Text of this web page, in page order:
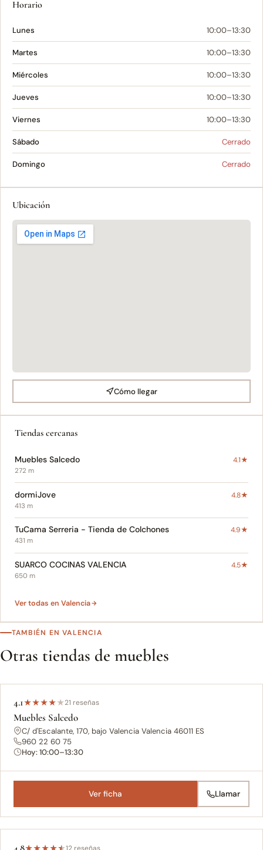
Horario
Lunes 10:00–13:30
Martes 10:00–13:30
Miércoles 10:00–13:30
Jueves 10:00–13:30
Viernes 10:00–13:30
Sábado Cerrado
Domingo Cerrado
Ubicación
Cómo llegar
Tiendas cercanas
Muebles Salcedo 4.1★
272 m
dormiJove 4.8★
413 m
TuCama Serreria - Tienda de Colchones 4.9★
431 m
SUARCO COCINAS VALENCIA 4.5★
650 m
Ver todas en Valencia
TAMBIÉN EN VALENCIA
Otras tiendas de muebles
4.1★★★★★21 reseñas
Muebles Salcedo
C/ d'Escalante, 170, bajo Valencia Valencia 46011 ES
960 22 60 75
Hoy: 10:00–13:30
Ver ficha Llamar
12 reseñas